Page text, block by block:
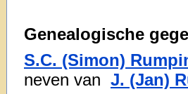
Genealogische
S.C. (Simon)
neven van J. (Jan)